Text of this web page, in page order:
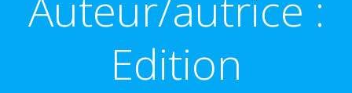
Edition